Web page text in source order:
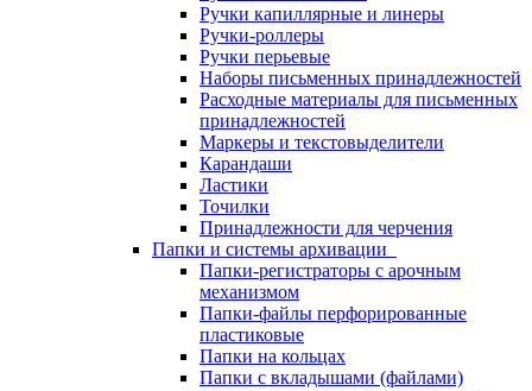
Ручки капиллярные и линеры
Ручки-роллеры
Ручки перьевые
Наборы письменных принадлежностей
Расходные материалы для письменных
принадлежностей
Маркеры и текстовыделители
Карандаши
Ластики
Точилки
Принадлежности для черчения
Папки и системы архивации
Папки-регистраторы с арочным
механизмом
Папки-файлы перфорированные
пластиковые
Папки на кольцах
Папки с вкладышами (файлами)